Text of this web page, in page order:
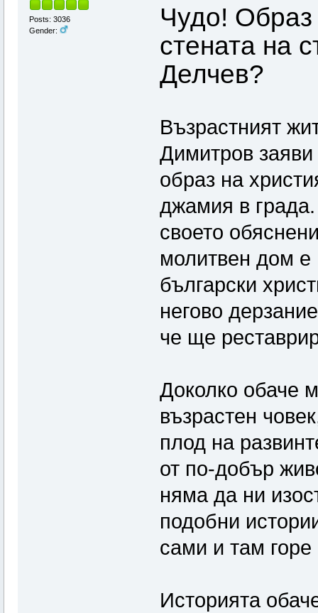
Posts: 3036
Gender:
Чудо! Образ
стената на
Делчев?
Възрастният
Димитров заяви
образ на
джамия в
своето
молитвен дом е
български
негово
че ще
Доколко обаче
възрастен
плод на
от по-добър
няма да ни
подобни
сами и там
Историята